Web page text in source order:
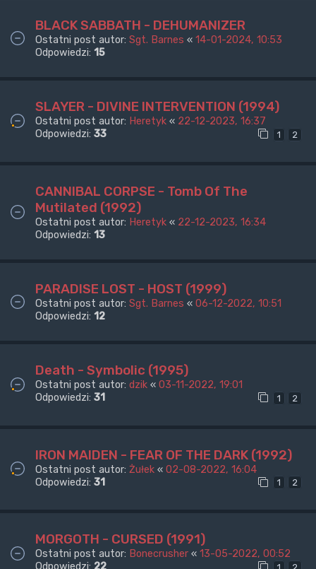
BLACK SABBATH - DEHUMANIZER
Ostatni post autor: Sgt. Barnes « 14-01-2024, 10:53
Odpowiedzi: 15
SLAYER - DIVINE INTERVENTION (1994)
Ostatni post autor: Heretyk « 22-12-2023, 16:37
Odpowiedzi: 33 1 2
CANNIBAL CORPSE - Tomb Of The
Mutilated (1992)
Ostatni post autor: Heretyk « 22-12-2023, 16:34
Odpowiedzi: 13
PARADISE LOST - HOST (1999)
Ostatni post autor: Sgt. Barnes « 06-12-2022, 10:51
Odpowiedzi: 12
Death - Symbolic (1995)
Ostatni post autor: dzik « 03-11-2022, 19:01
Odpowiedzi: 31 1 2
IRON MAIDEN - FEAR OF THE DARK (1992)
Ostatni post autor: Żułek « 02-08-2022, 16:04
Odpowiedzi: 31 1 2
MORGOTH - CURSED (1991)
Ostatni post autor: Bonecrusher « 13-05-2022, 00:52